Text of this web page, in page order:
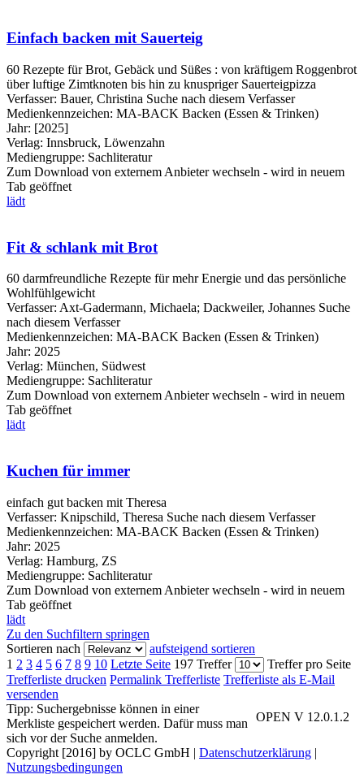
Einfach backen mit Sauerteig
60 Rezepte für Brot, Gebäck und Süßes : von kräftigem Roggenbrot
über luftige Zimtknoten bis hin zu knuspriger Sauerteigpizza
Verfasser: Bauer, Christina Suche nach diesem Verfasser
Medienkennzeichen: MA-BACK Backen (Essen & Trinken)
Jahr: [2025]
Verlag: Innsbruck, Löwenzahn
Mediengruppe: Sachliteratur
Zum Download von externem Anbieter wechseln - wird in neuem
Tab geöffnet
lädt
Fit & schlank mit Brot
60 darmfreundliche Rezepte für mehr Energie und das persönliche
Wohlfühlgewicht
Verfasser: Axt-Gadermann, Michaela; Dackweiler, Johannes Suche
nach diesem Verfasser
Medienkennzeichen: MA-BACK Backen (Essen & Trinken)
Jahr: 2025
Verlag: München, Südwest
Mediengruppe: Sachliteratur
Zum Download von externem Anbieter wechseln - wird in neuem
Tab geöffnet
lädt
Kuchen für immer
einfach gut backen mit Theresa
Verfasser: Knipschild, Theresa Suche nach diesem Verfasser
Medienkennzeichen: MA-BACK Backen (Essen & Trinken)
Jahr: 2025
Verlag: Hamburg, ZS
Mediengruppe: Sachliteratur
Zum Download von externem Anbieter wechseln - wird in neuem
Tab geöffnet
lädt
Zu den Suchfiltern springen
Sortieren nach
aufsteigend sortieren
1 2 3 4 5 6 7 8 9 10 Letzte Seite 197 Treffer
Treffer pro Seite
Trefferliste drucken Permalink Trefferliste Trefferliste als E-Mail
versenden
OPEN V 12.0.1.2
Tipp: Suchergebnisse können in einer
Merkliste gespeichert werden. Dafür muss man
sich vor der Suche anmelden.
Copyright [2016] by OCLC GmbH | Datenschutzerklärung |
Nutzungsbedingungen